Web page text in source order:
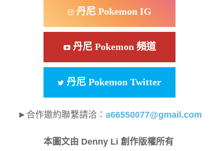
丹尼 Pokemon IG
丹尼 Pokemon 頻道
丹尼 Pokemon Twitter
►合作邀約聯繫請洽： a66550077@gmail.com
本圖文由 Denny Li 創作版權所有